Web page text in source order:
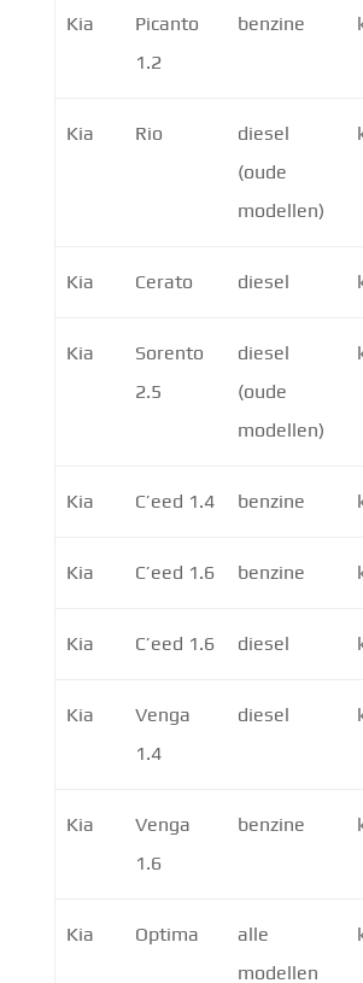
Kia
Picanto
1.2
benzine
Kia Rio
diesel
(oude
modellen)
Kia Cerato diesel
Kia
Sorento
2.5
diesel
(oude
modellen)
Kia C’eed 1.4 benzine
Kia C’eed 1.6 benzine
Kia C’eed 1.6 diesel
Kia
Venga
1.4
diesel
Kia
Venga
1.6
benzine
Kia Optima
alle
modellen